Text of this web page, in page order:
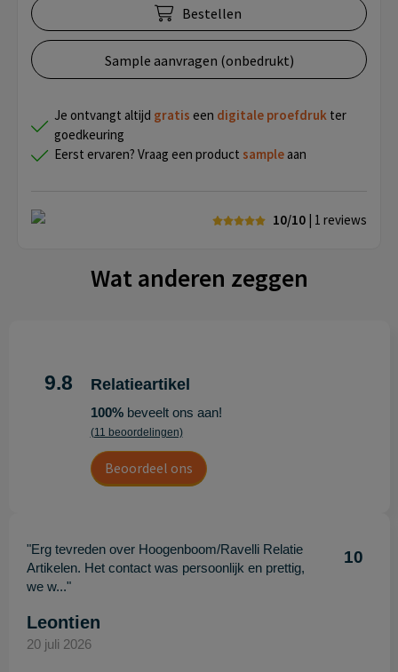
Bestellen
Sample aanvragen (onbedrukt)
Je ontvangt altijd gratis een digitale proefdruk ter
goedkeuring
Eerst ervaren? Vraag een product sample aan
10/10 | 1 reviews
Wat anderen zeggen
9.8 Relatieartikel
100%beveelt ons aan!
(11 beoordelingen)
Beoordeel ons
"Erg tevreden over Hoogenboom/Ravelli Relatie
Artikelen. Het contact was persoonlijk en prettig,
we w..."
10
Leontien
20 juli 2026